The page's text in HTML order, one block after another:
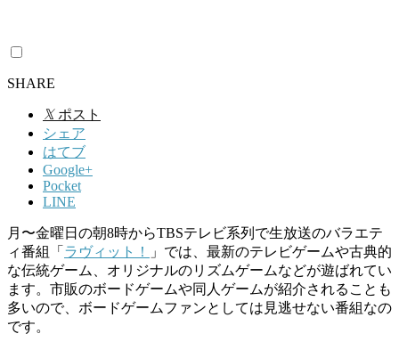
SHARE
𝕏 ポスト
シェア
はてブ
Google+
Pocket
LINE
月〜金曜日の朝8時からTBSテレビ系列で生放送のバラエテ
ィ番組「 ラヴィット！
」では、最新のテレビゲームや古典的
な伝統ゲーム、オリジナルのリズムゲームなどが遊ばれてい
ます。市販のボードゲームや同人ゲームが紹介されることも
多いので、ボードゲームファンとしては見逃せない番組なの
です。